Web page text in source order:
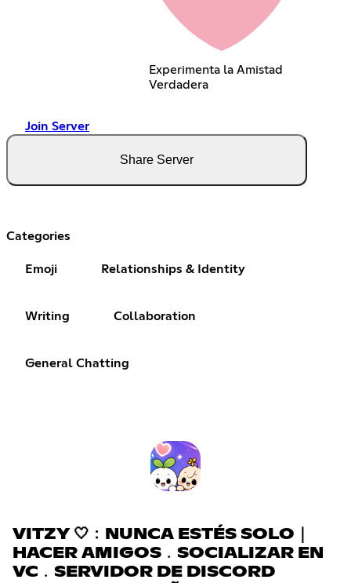
Experimenta la Amistad
Verdadera
Join Server
Share Server
Categories
Emoji Relationships & Identity
Writing Collaboration
General Chatting
VITZY 🤍﹕NUNCA ESTÉS SOLO｜
HACER AMIGOS﹒SOCIALIZAR EN
VC﹒SERVIDOR DE DISCORD